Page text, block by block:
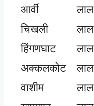
आर्वी
लाल
चिखली
लाल
हिंगणघाट
लाल
अक्कलकोट
लाल
वाशीम
लाल